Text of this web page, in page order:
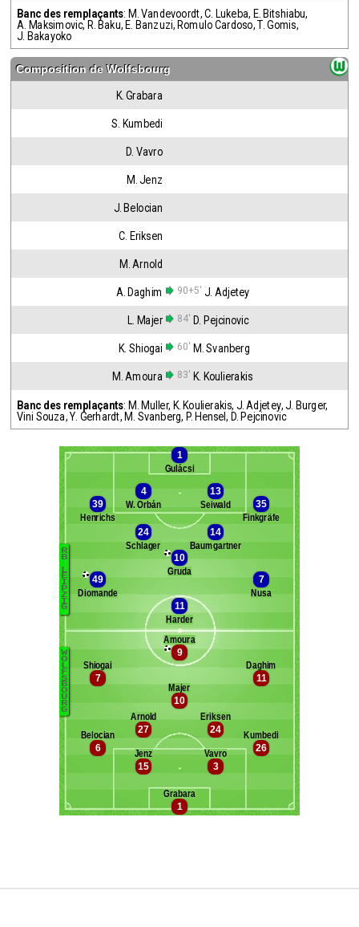
Banc des remplaçants: M. Vandevoordt,C. Lukeba, E. Bitshiabu,
A. Maksimovic, R. Baku, E. Banzuzi, Romulo Cardoso,T. Gomis,
J. Bakayoko
Composition deWolfsbourg
K. Grabara
S. Kumbedi
D. Vavro
M. Jenz
J. Belocian
C. Eriksen
M. Arnold
A. Daghim 90+5' J. Adjetey
L. Majer 84' D. Pejcinovic
K. Shiogai 60' M. Svanberg
M. Amoura 83' K. Koulierakis
Banc des remplaçants: M. Muller, K. Koulierakis, J. Adjetey,J. Burger,
Vini Souza,Y. Gerhardt, M. Svanberg, P. Hensel, D. Pejcinovic